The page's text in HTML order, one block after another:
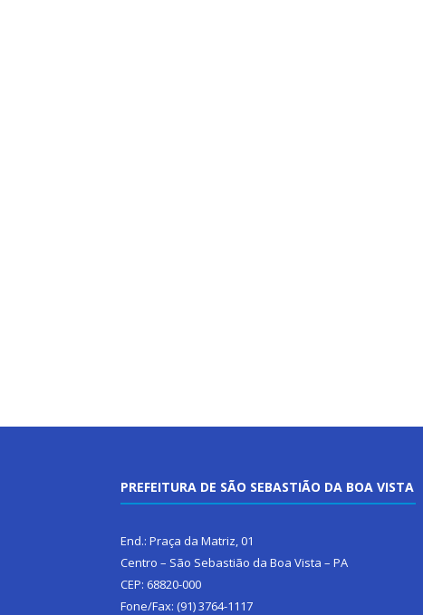
PREFEITURA DE SÃO SEBASTIÃO DA BOA VISTA
End.: Praça da Matriz, 01
Centro – São Sebastião da Boa Vista – PA
CEP: 68820-000
Fone/Fax: (91) 3764-1117